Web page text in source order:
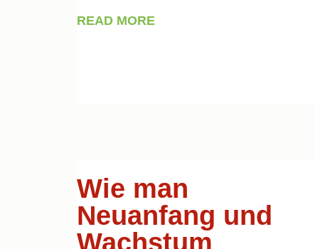
READ MORE
Wie man
Neuanfang und
Wachstum